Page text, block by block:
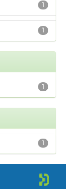
1
1
1
1